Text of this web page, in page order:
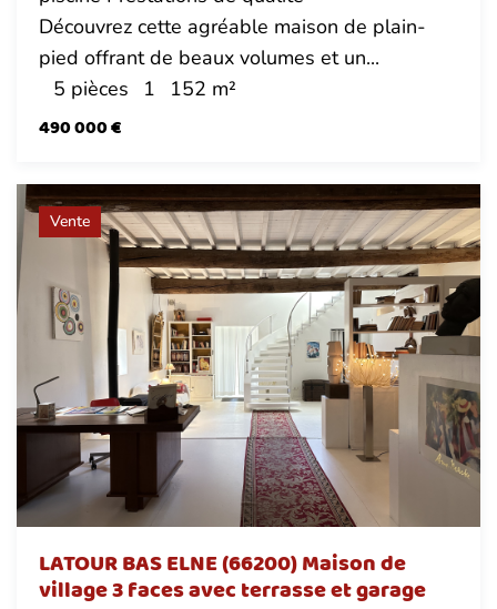
Découvrez cette agréable maison de plain-
pied offrant de beaux volumes et un...
5 pièces
1 152 m²
490 000 €
Vente
LATOUR BAS ELNE (66200) Maison de
village 3 faces avec terrasse et garage